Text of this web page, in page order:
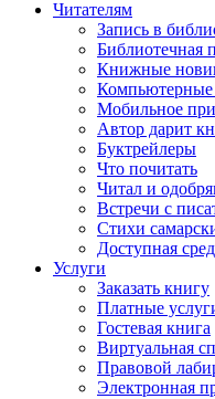
Читателям
Запись в
Библиотечная
Книжные
Мобильное
Автор дарит
Буктрейлеры
Что почитать
Читал и
Встречи с
Стихи
Доступная
Услуги
Заказать книгу
Платные
Гостевая книга
Виртуальная
Правовой
Электронная